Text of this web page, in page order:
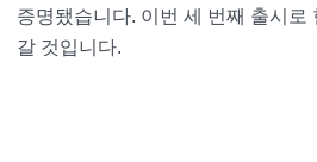
증명됐습니다. 이번 세 번째 출시로
갈 것입니다.